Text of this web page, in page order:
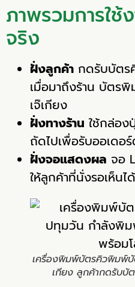
ภาพรวมการใช้
จริง
ฝั่งลูกค้า กดรับบัตร
เมื่อมาถึงร้าน บัตร
เจ๊เกียง
ฝั่งทางร้าน ใช้กล่อง
ถัดไปเพื่อรับออเดอ
ฝั่งจอแสดงผล จอ
ให้ลูกค้าที่นั่งรอเห็นไ
เครื่องพิมพ์บัตรคิวพิมพ์บั
เกียง ลูกค้ากดรับบัต